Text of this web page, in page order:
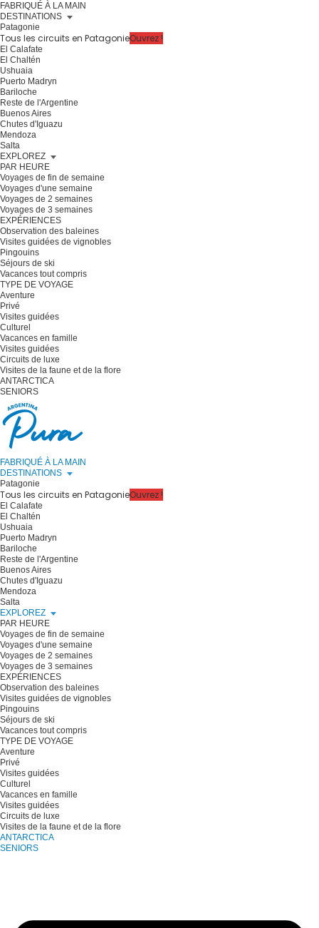
FABRIQUÉ À LA MAIN
DESTINATIONS
Patagonie
Tous les circuits en PatagonieOuvrez !
El Calafate
El Chaltén
Ushuaia
Puerto Madryn
Bariloche
Reste de l'Argentine
Buenos Aires
Chutes d'Iguazu
Mendoza
Salta
EXPLOREZ
PAR HEURE
Voyages de fin de semaine
Voyages d'une semaine
Voyages de 2 semaines
Voyages de 3 semaines
EXPÉRIENCES
Observation des baleines
Visites guidées de vignobles
Pingouins
Séjours de ski
Vacances tout compris
TYPE DE VOYAGE
Aventure
Privé
Visites guidées
Culturel
Vacances en famille
Visites guidées
Circuits de luxe
Visites de la faune et de la flore
ANTARCTICA
SENIORS
FABRIQUÉ À LA MAIN
DESTINATIONS
Patagonie
Tous les circuits en PatagonieOuvrez !
El Calafate
El Chaltén
Ushuaia
Puerto Madryn
Bariloche
Reste de l'Argentine
Buenos Aires
Chutes d'Iguazu
Mendoza
Salta
EXPLOREZ
PAR HEURE
Voyages de fin de semaine
Voyages d'une semaine
Voyages de 2 semaines
Voyages de 3 semaines
EXPÉRIENCES
Observation des baleines
Visites guidées de vignobles
Pingouins
Séjours de ski
Vacances tout compris
TYPE DE VOYAGE
Aventure
Privé
Visites guidées
Culturel
Vacances en famille
Visites guidées
Circuits de luxe
Visites de la faune et de la flore
ANTARCTICA
SENIORS